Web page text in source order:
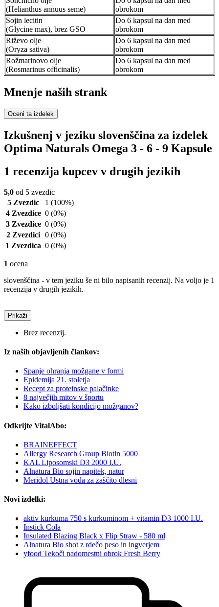
(Helianthus annuus seme)
obrokom
Sojin lecitin
(Glycine max), brez GSO
Do 6 kapsul na dan med
obrokom
Riževo olje
(Oryza sativa)
Do 6 kapsul na dan med
obrokom
Rožmarinovo olje
(Rosmarinus officinalis)
Do 6 kapsul na dan med
obrokom
Mnenje naših strank
Oceni ta izdelek
Izkušnenj v jeziku slovenščina za izdelek
Optima Naturals Omega 3 - 6 - 9 Kapsule
1 recenzija kupcev v drugih jezikih
5,0 od 5 zvezdic
5 Zvezdic
1 (100%)
4 Zvezdice 0 (0%)
3 Zvezdice 0 (0%)
2 Zvezdici 0 (0%)
1 Zvezdica 0 (0%)
1 ocena
slovenščina - v tem jeziku še ni bilo napisanih recenzij. Na voljo je 1
recenzija v drugih jezikih.
Prikaži
Brez recenzij.
Iz naših objavljenih člankov:
Spanje ohranja možgane v formi
Epidemija 21. stoletja
Recept za proteinske palačinke
8 največjih mitov v športu
Kako izboljšati kondicijo možganov?
Odkrijte VitalAbo:
BRAINEFFECT
Allergy Research Group Biotin 5000
KAL Liposomski D3 2000 I.U.
Alnatura Bio sojin napitek, natur
Meridol Ustna voda za zaščito dlesni
Novi izdelki:
aktiv kurkuma 750 s kurkuminom + vitamin D3 1000 I.U.
Instick Cola
Insulated Blazing Black x Flip Straw - 580 ml
Alnatura Bio shot z rdečo peso in ingverjem
yfood Tekoči nadomestni obrok Fresh Berry